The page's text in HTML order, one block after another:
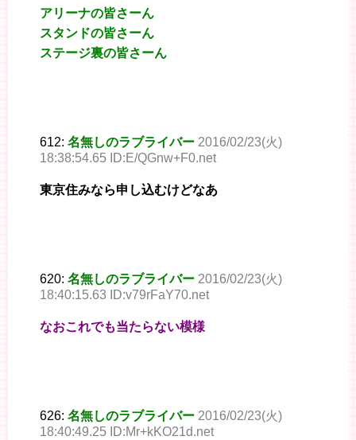
アリーナの皆さーん
スタンドの皆さーん
ステージ裏の皆さーん
612: 名無しのラブライバー 2016/02/23(火)
18:38:54.65 ID:E/QGnw+F0.net
東京住みなら申し込むけどなあ
620: 名無しのラブライバー 2016/02/23(火)
18:40:15.63 ID:v79rFaY70.net
なおこれでも当たらない模様
626: 名無しのラブライバー 2016/02/23(火)
18:40:49.25 ID:Mr+kKO21d.net